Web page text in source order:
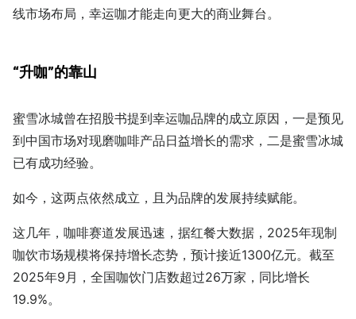
线市场布局，幸运咖才能走向更大的商业舞台。
“升咖”的靠山
蜜雪冰城曾在招股书提到幸运咖品牌的成立原因，一是预见
到中国市场对现磨咖啡产品日益增长的需求，二是蜜雪冰城
已有成功经验。
如今，这两点依然成立，且为品牌的发展持续赋能。
这几年，咖啡赛道发展迅速，据红餐大数据，2025年现制
咖饮市场规模将保持增长态势，预计接近1300亿元。截至
2025年9月，全国咖饮门店数超过26万家，同比增长
19.9%。